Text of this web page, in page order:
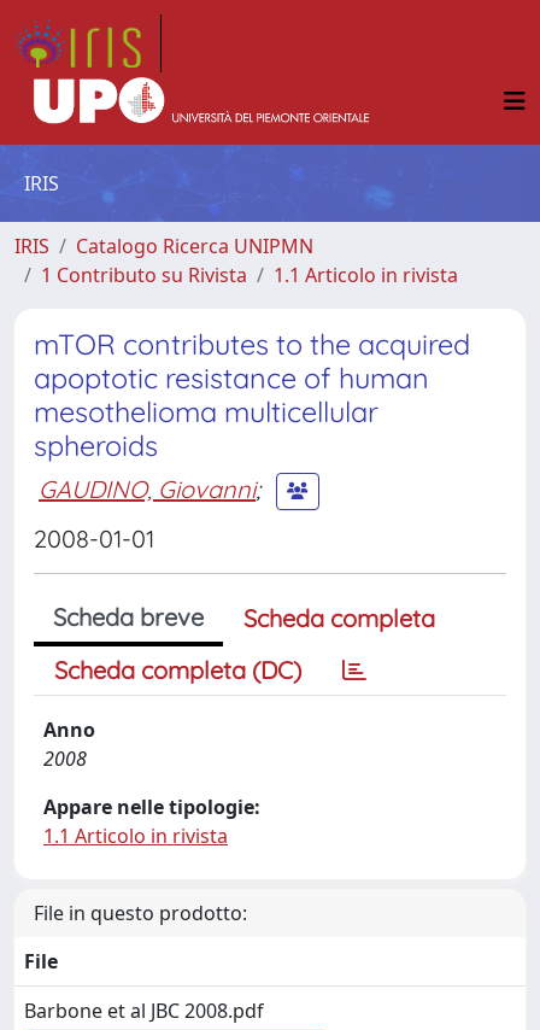
IRIS
IRIS
Catalogo Ricerca UNIPMN
1 Contributo su Rivista
1.1 Articolo in rivista
mTOR contributes to the acquired
apoptotic resistance of human
mesothelioma multicellular
spheroids
GAUDINO, Giovanni;
2008-01-01
Scheda breve
Scheda completa
Scheda completa (DC)
Anno
2008
Appare nelle tipologie:
1.1 Articolo in rivista
File in questo prodotto:
File
Barbone et al JBC 2008.pdf